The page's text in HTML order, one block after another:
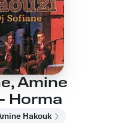
Amine
Horma
Hakouk